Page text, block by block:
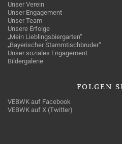
Unser Verein
Unser Engagement
Unser Team
Unsere Erfolge
„Mein Lieblingsbiergarten“
„Bayerischer Stammtischbruder“
Unser soziales Engagement
Bildergalerie
FOLGEN
VEBWK auf Facebook
VEBWK auf X (Twitter)